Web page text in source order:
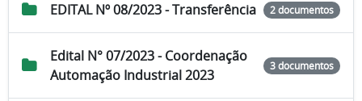
EDITAL Nº 08/2023 - Transferência 2 documentos
Edital N° 07/2023 - Coordenação
Automação Industrial 2023
3 documentos